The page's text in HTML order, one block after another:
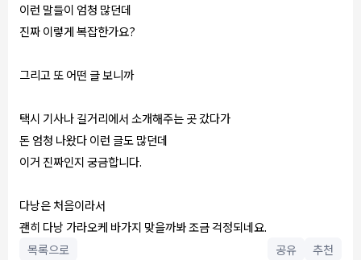
이런 말들이 엄청 많던데
진짜 이렇게 복잡한가요?
그리고 또 어떤 글 보니까
택시 기사나 길거리에서 소개해주는 곳 갔다가
돈 엄청 나왔다 이런 글도 많던데
이거 진짜인지 궁금합니다.
다낭은 처음이라서
괜히 다낭 가라오케 바가지 맞을까봐 조금 걱정되네요.
목록으로
공유 추천